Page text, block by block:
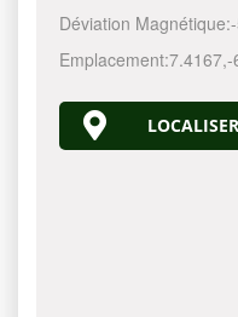
Déviation Magnétique:
Emplacement:7.4167,-